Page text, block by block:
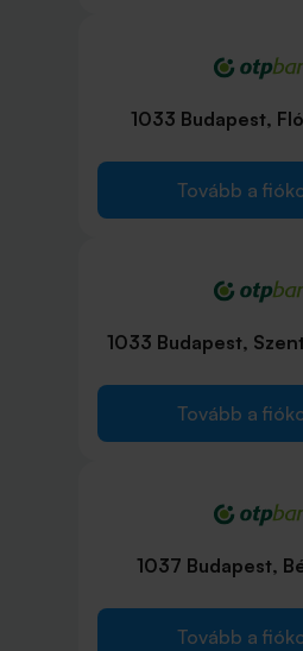
1033 Budapest,
Tovább a
1033 Budapest,
Tovább a
1037 Budapest,
Tovább a